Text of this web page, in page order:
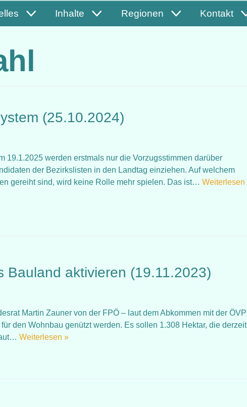
Inhalte Regionen Kontakt
(25.10.2024)
19.1.2025 werden erstmals nur die Vorzugsstimmen darüber
der Bezirkslisten in den Landtag einziehen. Auf welchem
gereiht sind, wird keine Rolle mehr spielen. Das ist… Weiterlesen
Bauland aktivieren (19.11.2023)
Martin Zauner von der FPÖ – laut dem Abkommen mit der ÖVP
den Wohnbau genützt werden. Es sollen 1.308 Hektar, die derzeit
Weiterlesen »